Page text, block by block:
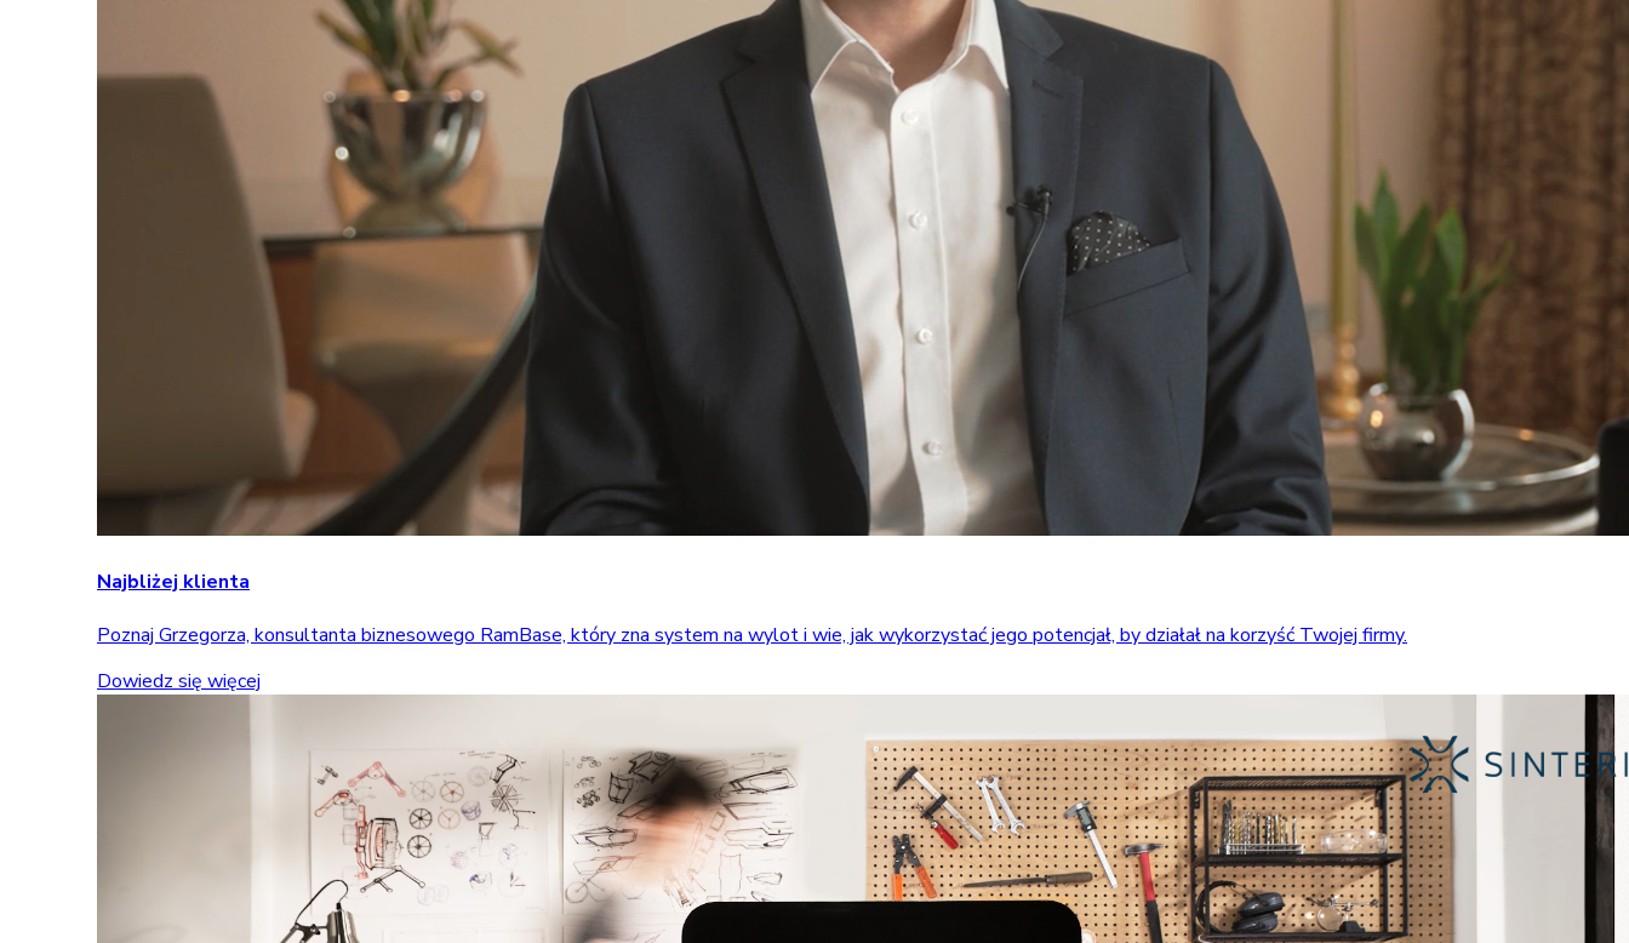
Najbliżej klienta
Poznaj Grzegorza, konsultanta biznesowego RamBase, który zna system na wylot i wie, jak wykorzystać jego potencjał, by działał na korzyść Twojej firmy.
Dowiedz się więcej